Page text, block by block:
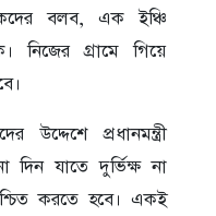
বলব, এক ইঞ্চি
নিজের গ্রামে গিয়ে
উদ্দেশে প্রধানমন্ত্রী
যাতে দুর্ভিক্ষ না
করতে হবে। একই